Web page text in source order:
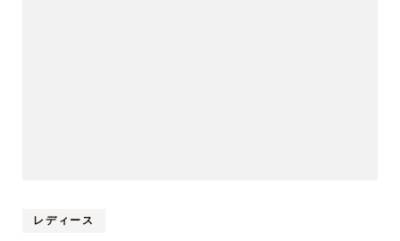
レディース